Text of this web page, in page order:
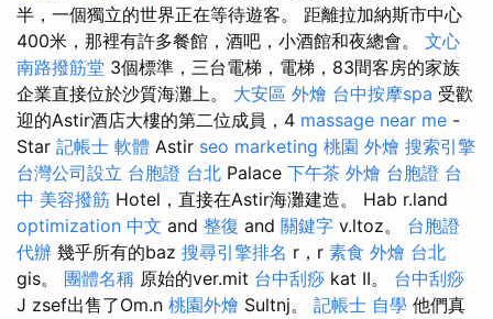
半，一個獨立的世界正在等待遊客。 距離拉加納斯市中心
400米，那裡有許多餐館，酒吧，小酒館和夜總會。 文心
南路撥筋堂 3個標準，三台電梯，電梯，83間客房的家族
企業直接位於沙質海灘上。 大安區 外燴 台中按摩spa 受歡
迎的Astir酒店大樓的第二位成員，4 massage near me -
Star 記帳士 軟體 Astir seo marketing 桃園 外燴 搜索引擎
台灣公司設立 台胞證 台北 Palace 下午茶 外燴 台胞證 台
中 美容撥筋 Hotel，直接在Astir海灘建造。 Hab r.land
optimization 中文 and 整復 and 關鍵字 v.ltoz。 台胞證
代辦 幾乎所有的baz 搜尋引擎排名 r，r 素食 外燴 台北
gis。 團體名稱 原始的ver.mit 台中刮痧 kat II。 台中刮痧
J zsef出售了Om.n 桃園外燴 Sultnj。 記帳士 自學 他們真